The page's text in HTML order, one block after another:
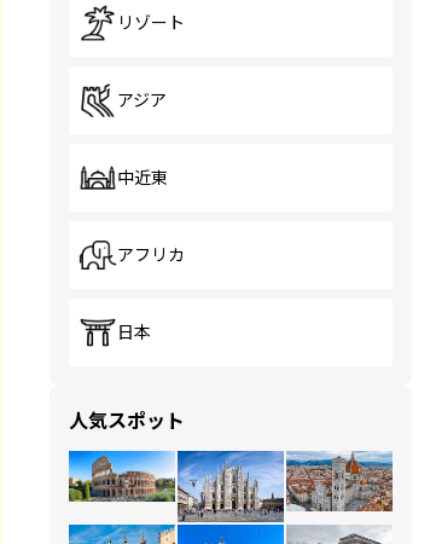
リゾート
アジア
中近東
アフリカ
日本
人気スポット